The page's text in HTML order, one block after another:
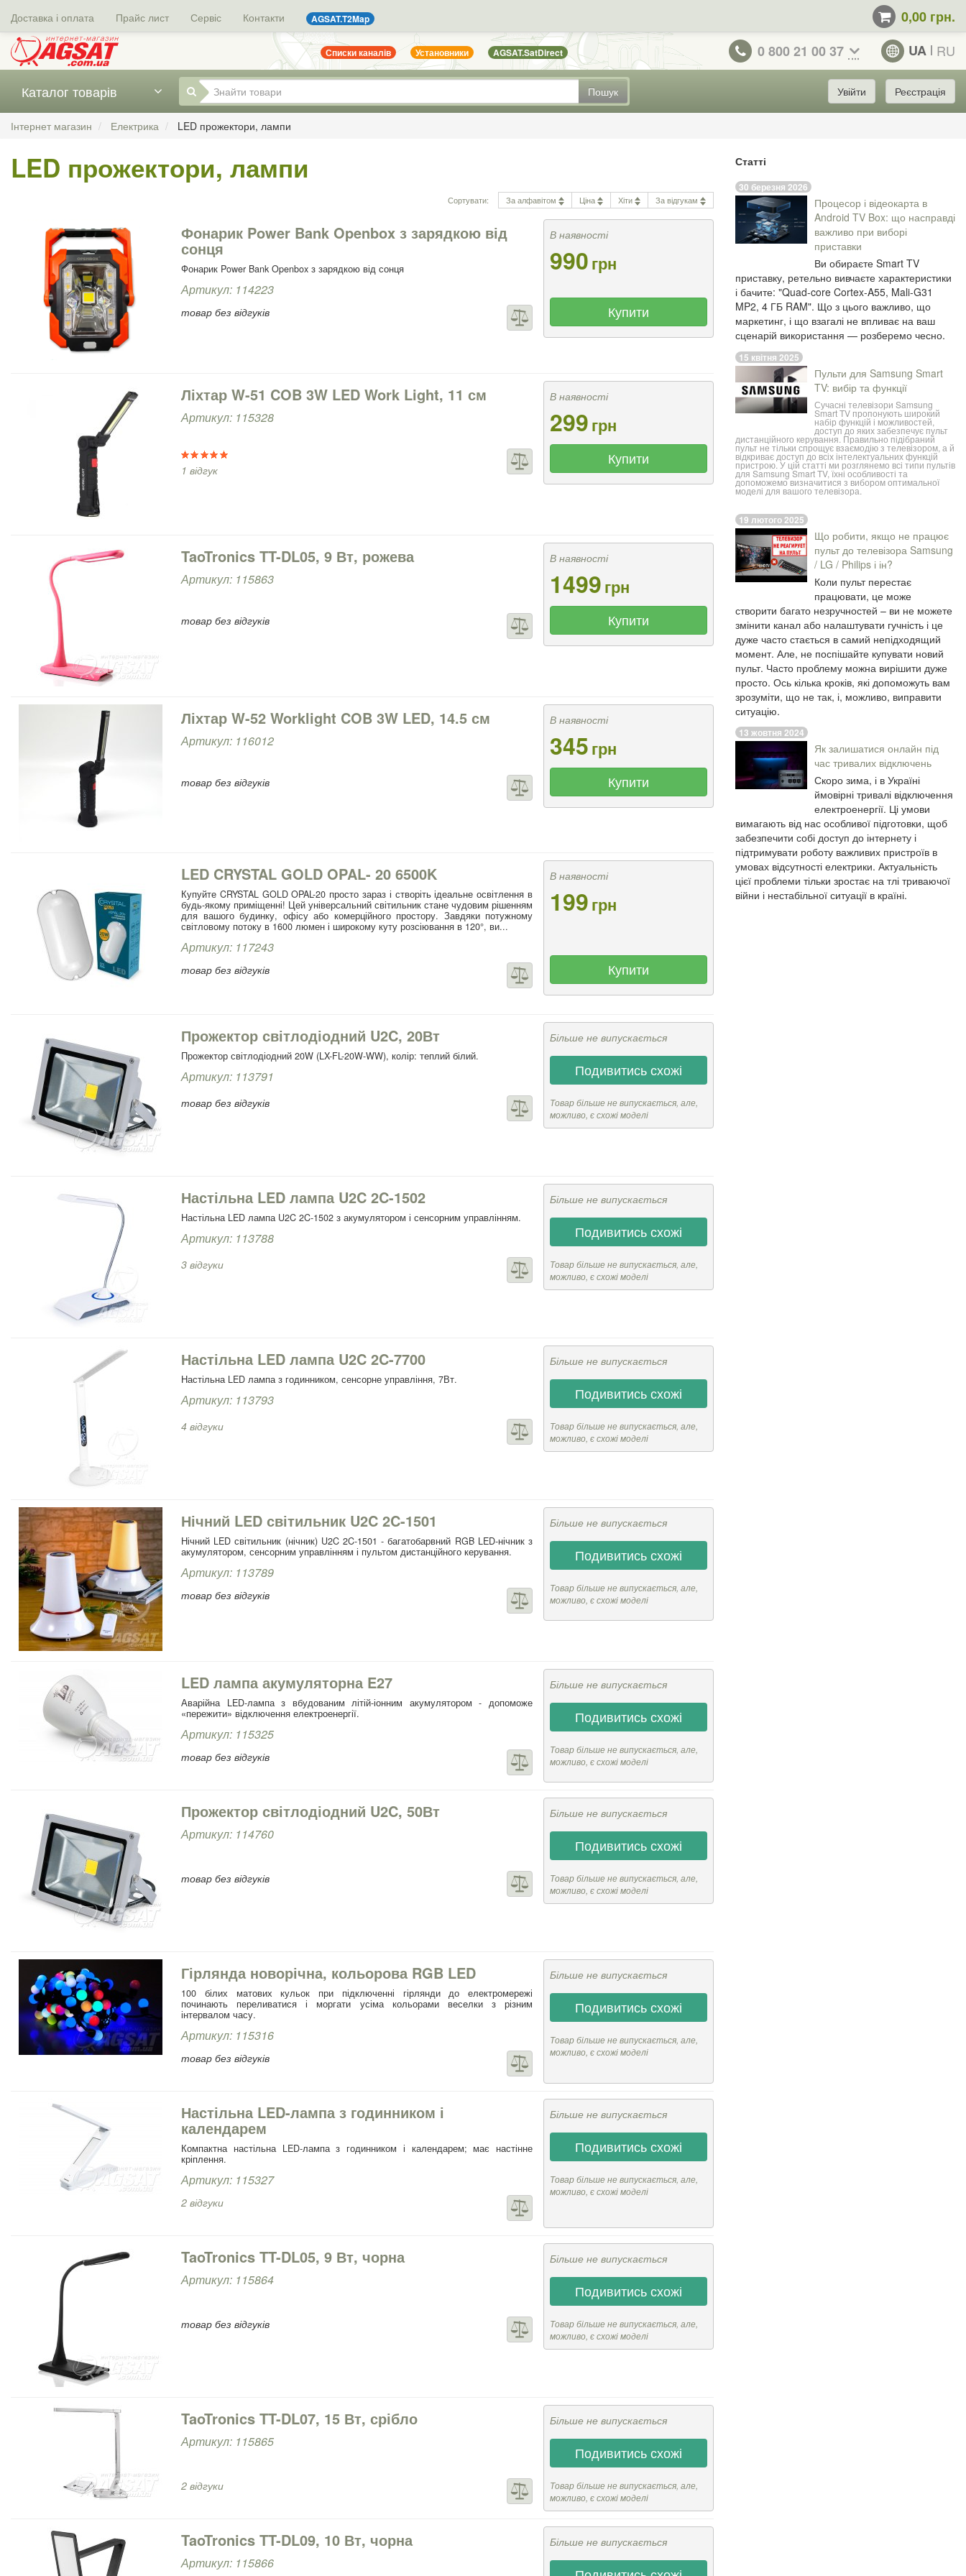
Доставка і оплата Прайс лист Сервіс Контакти AGSAT.T2Map 0,00 грн.
Списки каналів Установники AGSAT.SatDirect 0 800 21 00 37 UA RU
Пошук
Каталог товарів Увійти Реєстрація
Інтернет магазин Електрика LED прожектори, лампи
LED прожектори, лампи
Сортувати: За алфавітом Ціна Хіти За відгукам
Фонарик Power Bank Openbox з зарядкою від
сонця
Фонарик Power Bank Openbox з зарядкою від сонця
Артикул: 114223
товар без відгуків
В наявності
990грн
Купити
Ліхтар W-51 COB 3W LED Work Light, 11 см
Артикул: 115328
1 відгук
В наявності
299грн
Купити
TaoTronics TT-DL05, 9 Вт, рожева
Артикул: 115863
товар без відгуків
В наявності
1499грн
Купити
Ліхтар W-52 Worklight COB 3W LED, 14.5 см
Артикул: 116012
товар без відгуків
В наявності
345грн
Купити
LED CRYSTAL GOLD OPAL- 20 6500K
Купуйте CRYSTAL GOLD OPAL-20 просто зараз і створіть ідеальне освітлення в
будь-якому приміщенні! Цей універсальний світильник стане чудовим рішенням
для вашого будинку, офісу або комерційного простору. Завдяки потужному
світловому потоку в 1600 люмен і широкому куту розсіювання в 120°, ви...
Артикул: 117243
товар без відгуків
В наявності
199грн
Купити
Прожектор світлодіодний U2C, 20Вт
Прожектор світлодіодний 20W (LX-FL-20W-WW), колір: теплий білий.
Артикул: 113791
товар без відгуків
Більше не випускається
Подивитись схожі
Товар більше не випускається, але,
можливо, є схожі моделі
Настільна LED лампа U2C 2C-1502
Настільна LED лампа U2C 2C-1502 з акумулятором і сенсорним управлінням.
Артикул: 113788
3 відгуки
Більше не випускається
Подивитись схожі
Товар більше не випускається, але,
можливо, є схожі моделі
Настільна LED лампа U2C 2C-7700
Настільна LED лампа з годинником, сенсорне управління, 7Вт.
Артикул: 113793
4 відгуки
Більше не випускається
Подивитись схожі
Товар більше не випускається, але,
можливо, є схожі моделі
Нічний LED світильник U2C 2C-1501
Нічний LED світильник (нічник) U2C 2C-1501 - багатобарвний RGB LED-нічник з
акумулятором, сенсорним управлінням і пультом дистанційного керування.
Артикул: 113789
товар без відгуків
Більше не випускається
Подивитись схожі
Товар більше не випускається, але,
можливо, є схожі моделі
LED лампа акумуляторна E27
Аварійна LED-лампа з вбудованим літій-іонним акумулятором - допоможе
«пережити» відключення електроенергії.
Артикул: 115325
товар без відгуків
Більше не випускається
Подивитись схожі
Товар більше не випускається, але,
можливо, є схожі моделі
Прожектор світлодіодний U2C, 50Вт
Артикул: 114760
товар без відгуків
Більше не випускається
Подивитись схожі
Товар більше не випускається, але,
можливо, є схожі моделі
Гірлянда новорічна, кольорова RGB LED
100 білих матових кульок при підключенні гірлянди до електромережі
починають переливатися і моргати усіма кольорами веселки з різним
інтервалом часу.
Артикул: 115316
товар без відгуків
Більше не випускається
Подивитись схожі
Товар більше не випускається, але,
можливо, є схожі моделі
Настільна LED-лампа з годинником і
календарем
Компактна настільна LED-лампа з годинником і календарем; має настінне
кріплення.
Артикул: 115327
2 відгуки
Більше не випускається
Подивитись схожі
Товар більше не випускається, але,
можливо, є схожі моделі
TaoTronics TT-DL05, 9 Вт, чорна
Артикул: 115864
товар без відгуків
Більше не випускається
Подивитись схожі
Товар більше не випускається, але,
можливо, є схожі моделі
TaoTronics TT-DL07, 15 Вт, срібло
Артикул: 115865
2 відгуки
Більше не випускається
Подивитись схожі
Товар більше не випускається, але,
можливо, є схожі моделі
TaoTronics TT-DL09, 10 Вт, чорна
Артикул: 115866
Більше не випускається
Статті
30 березня 2026
Процесор і відеокарта в
Android TV Box: що насправді
важливо при виборі
приставки
Ви обираєте Smart TV
приставку, ретельно вивчаєте характеристики
і бачите: "Quad-core Cortex-A55, Mali-G31
MP2, 4 ГБ RAM". Що з цього важливо, що
маркетинг, і що взагалі не впливає на ваш
сценарій використання — розберемо чесно.
15 квітня 2025
Пульти для Samsung Smart
TV: вибір та функції
Сучасні телевізори Samsung
Smart TV пропонують широкий
набір функцій і можливостей,
доступ до яких забезпечує пульт
дистанційного керування . Правильно підібраний
пульт не тільки спрощує взаємодію з телевізором, а й
відкриває доступ до всіх інтелектуальних функцій
пристрою. У цій статті ми розглянемо всі типи пультів
для Samsung Smart TV, їхні особливості та
допоможемо визначитися з вибором оптимальної
моделі для вашого телевізора.
19 лютого 2025
Що робити, якщо не працює
пульт до телевізора Samsung
/ LG / Philips і ін?
Коли пульт перестає
працювати, це може
створити багато незручностей – ви не можете
змінити канал або налаштувати гучність і це
дуже часто стається в самий непідходящий
момент. Але, не поспішайте купувати новий
пульт. Часто проблему можна вирішити дуже
просто. Ось кілька кроків, які допоможуть вам
зрозуміти, що не так, і, можливо, виправити
ситуацію.
13 жовтня 2024
Як залишатися онлайн під
час тривалих відключень
Скоро зима, і в Україні
ймовірні тривалі відключення
електроенергії. Ці умови
вимагають від нас особливої підготовки, щоб
забезпечити собі доступ до інтернету і
підтримувати роботу важливих пристроїв в
умовах відсутності електрики. Актуальність
цієї проблеми тільки зростає на тлі триваючої
війни і нестабільної ситуації в країні.